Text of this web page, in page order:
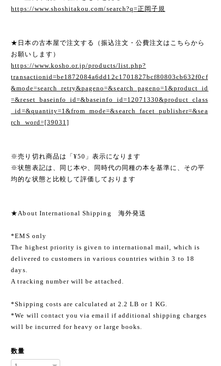
https://www.shoshitakou.com/search?q=正岡子規
★日本の古本屋で注文する（振込注文・公費注文はこちらから
お願いします）
https://www.kosho.or.jp/products/list.php?
transactionid=be1872084a6dd12c1701827bcf80803cb632f0cf
&mode=search_retry&pageno=&search_pageno=1&product_id
=&reset_baseinfo_id=&baseinfo_id=12071330&product_class
_id=&quantity=1&from_mode=&search_facet_publisher=&sea
rch_word=[39031]
※売り切れ商品は「¥50」表示になります
※状態表記は、同じ本や、同時代の同種の本を基準に、その平
均的な状態と比較して評価しております
★About International Shipping 海外発送
*EMS only
The highest priority is given to international mail, which is
delivered to customers in various countries within 3 to 18
days.
A tracking number will be attached.
*Shipping costs are calculated at 2.2 LB or 1 KG.
*We will contact you via email if additional shipping charges
will be incurred for heavy or large books.
数量